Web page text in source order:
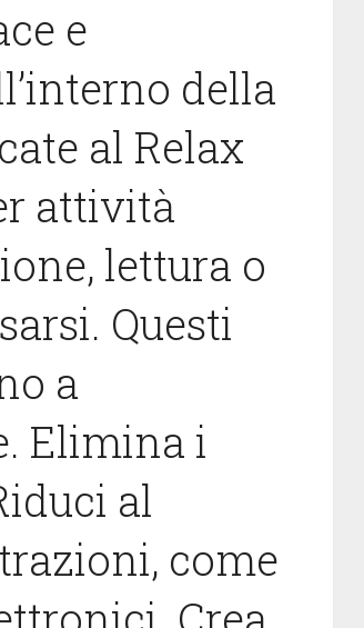
e
della
al Relax
attività
lettura o
Questi
a
Elimina i
al
come